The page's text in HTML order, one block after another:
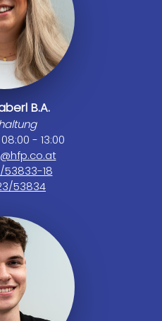
B.A.
- 13:00
53833-18
53834